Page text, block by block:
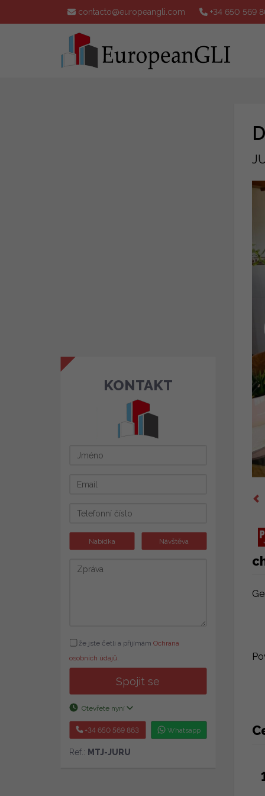
contacto@europeangli.com +34 650 569
KONTAKT
Nabídka Návštěva
že jste četli a přijímám Ochrana
osobních údajů
Spojit se
Otevřete nyní
+34 650 569 863 Whatsapp
Ref.: MTJ-JURU